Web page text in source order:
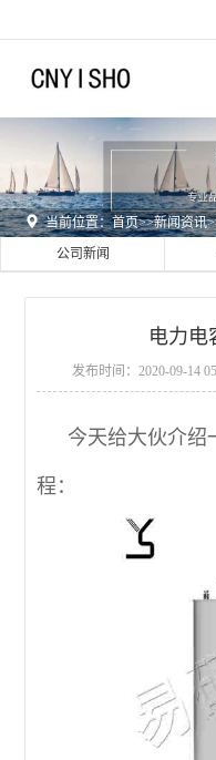
 当前位置：首页>>新闻资讯
公司新闻
电力电
发布时间：2020-09-14
今天给大伙介绍
程：